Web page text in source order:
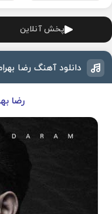
پخش آنلاین
دانلود آهنگ رضا
رضا